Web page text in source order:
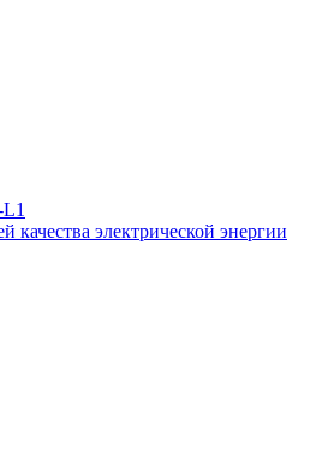
качества электрической энергии